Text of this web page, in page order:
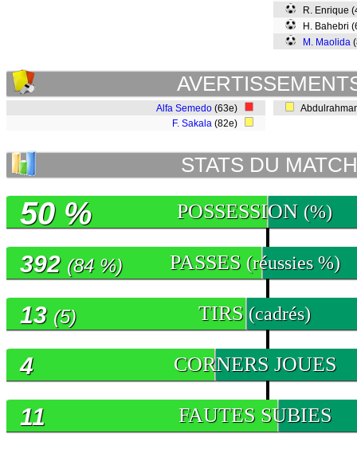
R. Enrique
H. Bahebri
M. Maolida
Alfa Semedo (63e)
F. Sakala (82e)
STATS DU MATCH
POSSESSION (%)
50 %
PASSES (réussies %)
392 (84 %)
TIRS (cadrés)
13 (5)
CORNERS JOUES
4
FAUTES SUBIES
11